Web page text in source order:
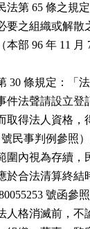
依民法第 65 條
其必要之組織或
更（本部 96 年 11
第 30 條規定：
訟事件法聲請設
立而取得法人資
1558 號民事判例
要範圍內視為存
格應於合法清算終
0980055253 號
至法人格消滅前